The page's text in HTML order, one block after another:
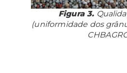
Figura 3.
(uniformidade dos